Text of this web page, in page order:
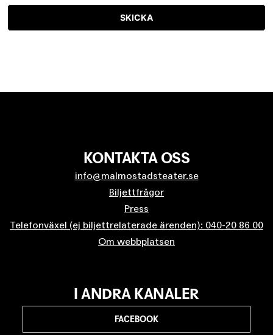
SKICKA
KONTAKTA OSS
info@malmostadsteater.se
Biljettfrågor
Press
Telefonväxel (ej biljettrelaterade ärenden): 040-20 86 00
Om webbplatsen
I ANDRA KANALER
FACEBOOK